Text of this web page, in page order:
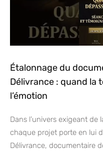
Étalonnage du
Délivrance : quand la
l’émotion
Dans l’univers exigeant
chaque projet porte en lui
Délivrance, documentaire